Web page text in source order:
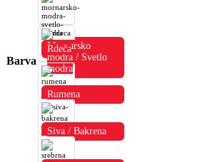
Barva
Mornarsko
modra / Svetlo
modra
Rdeča
Rumena
Siva / Bakrena